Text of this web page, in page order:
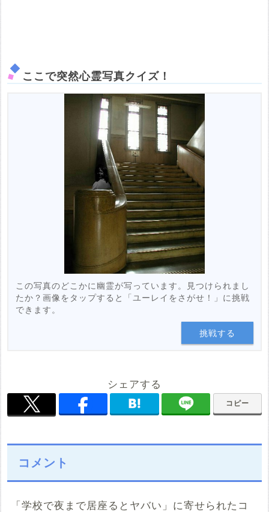
ここで突然心霊写真クイズ！
この写真のどこかに幽霊が写っています。見つけられまし
たか？画像をタップすると「ユーレイをさがせ！」に挑戦
できます。
挑戦する
シェアする
コピー
コメント
「学校で夜まで居座るとヤバい」に寄せられたコ